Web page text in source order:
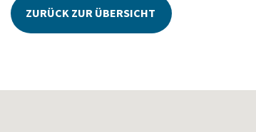
ZURÜCK ZUR ÜBERSICHT